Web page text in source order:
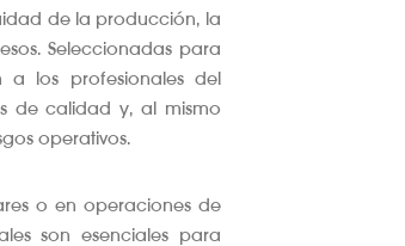
de la producción, la
Seleccionadas para
a los profesionales del
de calidad y, al mismo
operativos.
o en operaciones de
son esenciales para